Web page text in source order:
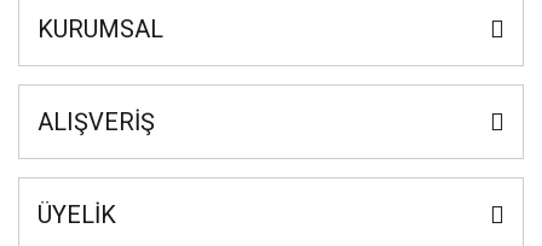
KURUMSAL
ALIŞVERİŞ
ÜYELİK